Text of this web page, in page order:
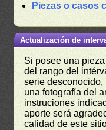
Piezas o casos
Actualización de
Si posee una
del rango del
serie desconocido,
una fotografía del
instruciones
aporte será
calidad de este